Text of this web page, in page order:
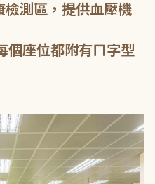
檢測區，提供血壓機
個座位都附有ㄇ字型